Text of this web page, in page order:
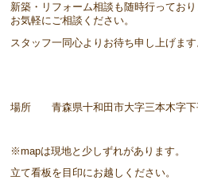
新築・リフォーム相談も随時行ってお
お気軽にご相談ください。
スタッフ一同心よりお待ち申し上げます
場所 青森県十和田市大字三本木字下
※mapは現地と少しずれがあります。
立て看板を目印にお越しください。